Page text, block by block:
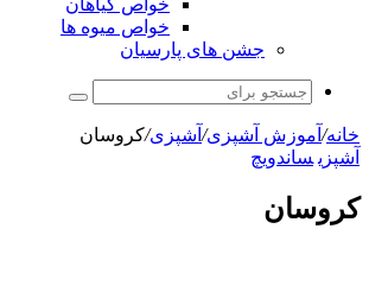
خواص گیاهان
خواص میوه ها
جشن های پارسیان
جستجو
خانه/ آموزش آشپزی/ آشپزی/کروسان
آشپزی ساندویچ
کروسان